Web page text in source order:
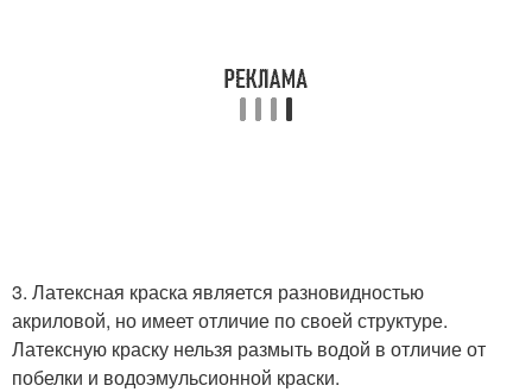
3. Латексная краска является разновидностью
акриловой, но имеет отличие по своей структуре.
Латексную краску нельзя размыть водой в отличие от
побелки и водоэмульсионной краски.